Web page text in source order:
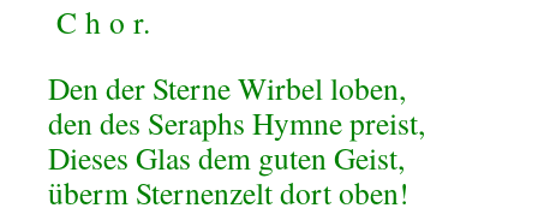
C h o r.
Den der Sterne Wirbel loben,
den des Seraphs Hymne preist,
Dieses Glas dem guten Geist,
überm Sternenzelt dort oben!